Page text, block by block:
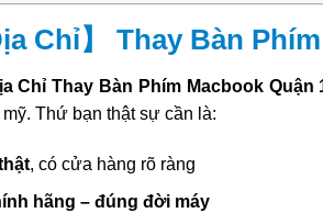
Chỉ】 Thay Bàn
Chỉ Thay Bàn Phím Macbook Quận
Thứ bạn thật sự cần là:
, có cửa hàng rõ ràng
hãng – đúng đời máy